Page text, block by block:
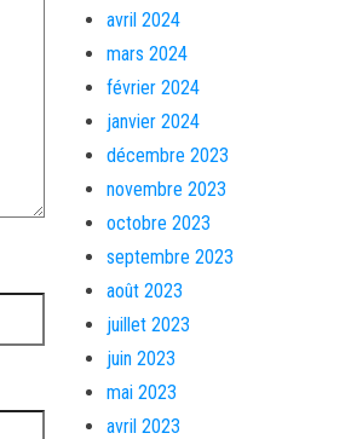
avril 2024
mars 2024
février 2024
janvier 2024
décembre 2023
novembre 2023
octobre 2023
septembre 2023
août 2023
juillet 2023
juin 2023
mai 2023
avril 2023